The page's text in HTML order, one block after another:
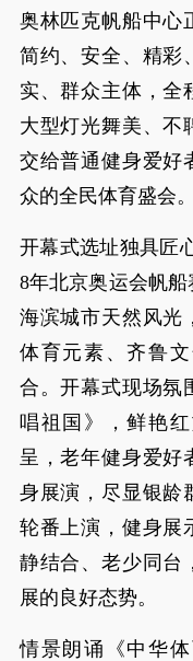
奥林匹克帆船中心
简约、安全、精彩
实、群众主体，全
大型灯光舞美、不
交给普通健身爱好
众的全民体育盛会。
开幕式选址独具匠
8年北京奥运会帆
海滨城市天然风光
体育元素、齐鲁
合。开幕式现场氛
唱祖国》，鲜艳
呈，老年健身爱好
身展演，尽显银龄
轮番上演，健身展
静结合、老少同台
展的良好态势。
情景朗诵《中华